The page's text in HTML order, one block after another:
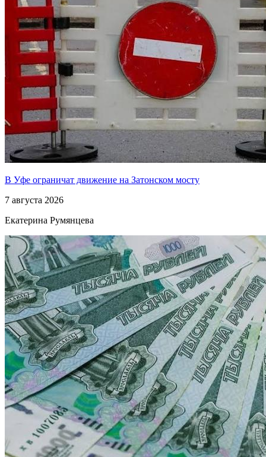
В Уфе ограничат движение на Затонском мосту
7 августа 2026
Екатерина Румянцева